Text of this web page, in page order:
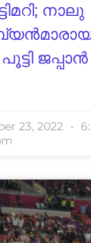
നാലു
ജപ്പാൻ
23, 2022